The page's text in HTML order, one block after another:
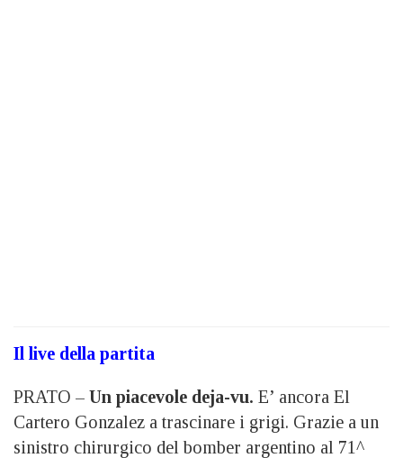
Il live della partita
PRATO – Un piacevole deja-vu. E’ ancora El
Cartero Gonzalez a trascinare i grigi. Grazie a un
sinistro chirurgico del bomber argentino al 71^